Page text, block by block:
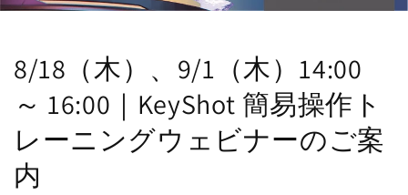
8/18（木）、9/1（木）14:00
～ 16:00｜KeyShot 簡易操作ト
レーニングウェビナーのご案
内